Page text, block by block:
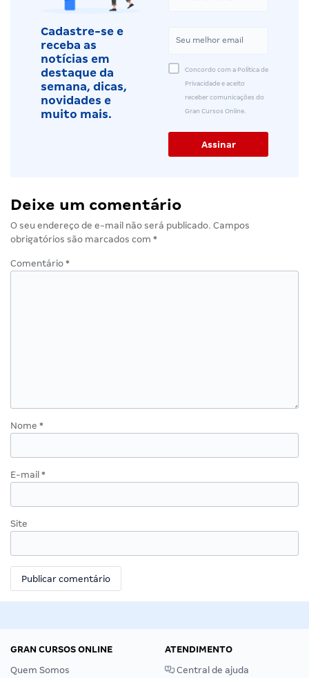
Cadastre-se e
receba as
notícias em
destaque da
semana, dicas,
novidades e
muito mais.
Concordo com a Política de
Privacidade e aceito
receber comunicações do
Gran Cursos Online.
Deixe um comentário
O seu endereço de e-mail não será publicado. Campos
obrigatórios são marcados com *
Comentário *
Nome *
E-mail *
Site
GRAN CURSOS ONLINE
Quem Somos
ATENDIMENTO
Central de ajuda